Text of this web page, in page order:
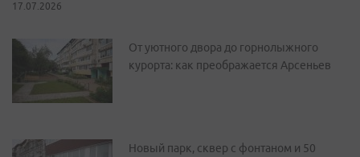
17.07.2026
От уютного двора до горнолыжного
курорта: как преображается Арсеньев
Новый парк, сквер с фонтаном и 50